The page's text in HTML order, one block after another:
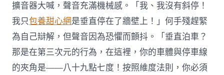
擴音器大喊，聲音充滿機械感。「我、我沒有斜停！
我只包養甜心網是垂直停在了牆壁上！」何手殘趕緊
為自己辯解，但聲音因為恐懼而顫抖。「垂直泊車？
那是在第三次元的行為，在這裡，你的車體與停車線
的夾角是——八十九點七度！按照維度法則，你必須